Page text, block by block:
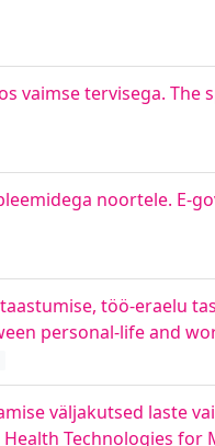
vaimse tervisega.
noortele.
töö-eraelu
personal-life and
väljakutsed laste
Technologies for